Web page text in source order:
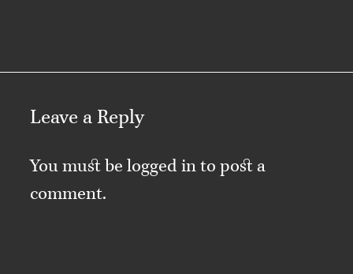
Leave a Reply
You must be logged into post a
comment.